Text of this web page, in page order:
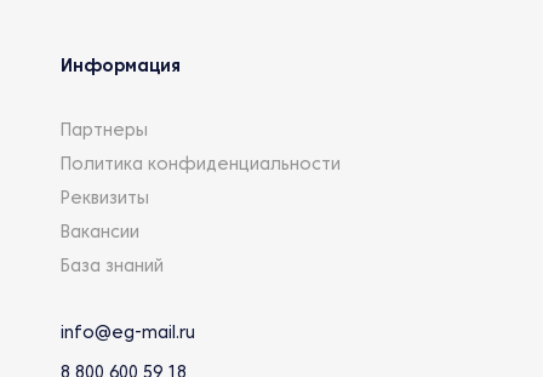
Информация
Партнеры
Политика конфиденциальности
Реквизиты
Вакансии
База знаний
info@eg-mail.ru